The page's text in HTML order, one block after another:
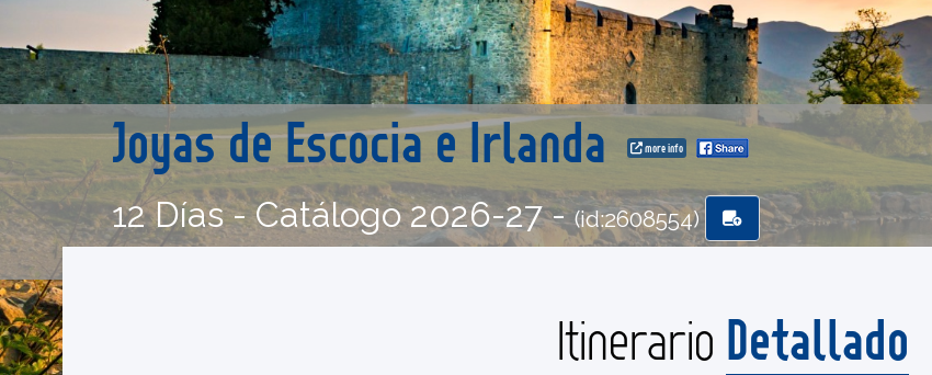
Joyas de Escocia e Irlanda more info
12 Días - Catálogo 2026-27 -(id:2608554)
Itinerario Detallado